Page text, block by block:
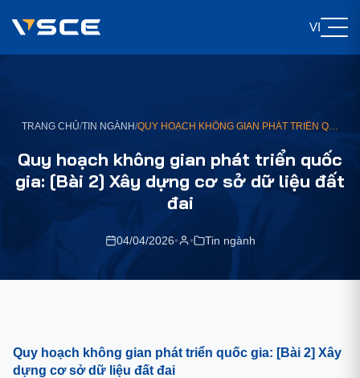
VI
TRANG CHỦ/TIN NGÀNH/ QUY HOẠCH KHÔNG GIAN PHÁT TRIỂN QUỐC GIA: [BÀI 2] XÂY DỰNG CƠ SỞ DỮ LIỆU ĐẤT ĐAI
Quy hoạch không gian phát triển quốc
gia: [Bài 2] Xây dựng cơ sở dữ liệu đất
đai
04/04/2026• • Tin ngành
Quy hoạch không gian phát triển quốc gia: [Bài 2] Xây
dựng cơ sở dữ liệu đất đai